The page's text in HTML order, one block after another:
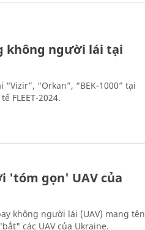
không người lái tại
“Orkan”, “BEK-1000” tại
FLEET-2024.
'tóm gọn' UAV của
không người lái (UAV) mang tên
các UAV của Ukraine.